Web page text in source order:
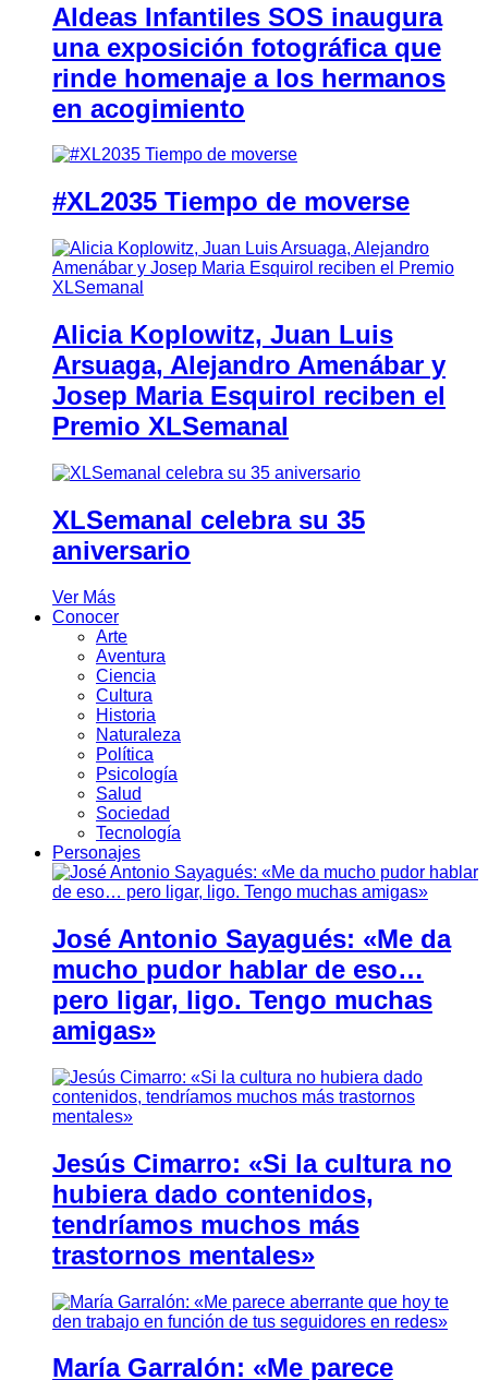
Aldeas Infantiles SOS inaugura
una exposición fotográfica que
rinde homenaje a los hermanos
en acogimiento
#XL2035 Tiempo de moverse
Alicia Koplowitz, Juan Luis
Arsuaga, Alejandro Amenábar y
Josep Maria Esquirol reciben el
Premio XLSemanal
XLSemanal celebra su 35
aniversario
Ver Más
Conocer
Arte
Aventura
Ciencia
Cultura
Historia
Naturaleza
Política
Psicología
Salud
Sociedad
Tecnología
Personajes
José Antonio Sayagués: «Me da
mucho pudor hablar de eso…
pero ligar, ligo. Tengo muchas
amigas»
Jesús Cimarro: «Si la cultura no
hubiera dado contenidos,
tendríamos muchos más
trastornos mentales»
María Garralón: «Me parece